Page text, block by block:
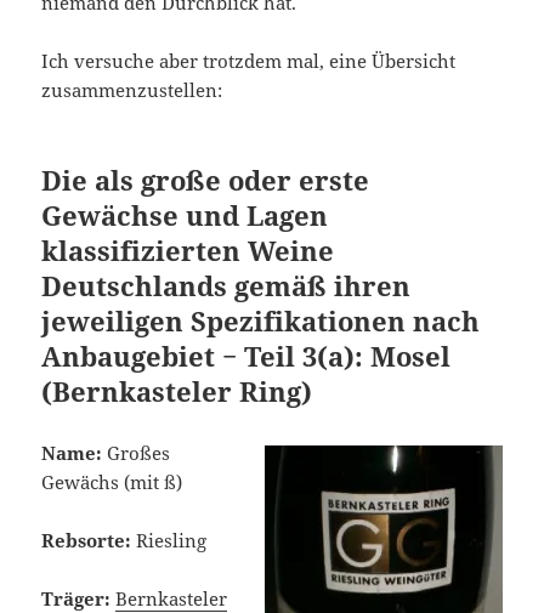
Ich versuche aber trotzdem mal, eine Übersicht
zusammenzustellen:
Die als große oder erste
Gewächse und Lagen
klassifizierten Weine
Deutschlands gemäß ihren
jeweiligen Spezifikationen nach
Anbaugebiet − Teil 3(a): Mosel
(Bernkasteler Ring)
Name: Großes
Gewächs (mit ß)
Rebsorte: Riesling
Träger: Bernkasteler